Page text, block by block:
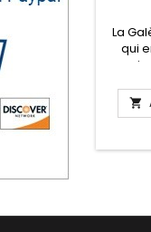
La
qui
